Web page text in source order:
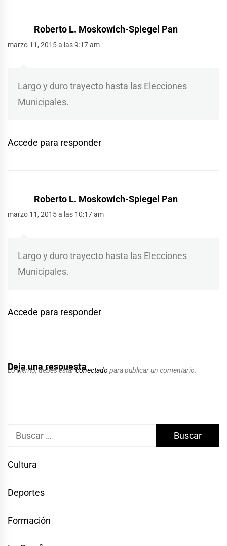
Roberto L. Moskowich-Spiegel Pan
marzo 11, 2015 a las 9:17 am
Largo y duro trayecto hasta las Elecciones
Municipales.
Accede para responder
Roberto L. Moskowich-Spiegel Pan
marzo 11, 2015 a las 10:17 am
Largo y duro trayecto hasta las Elecciones
Municipales.
Accede para responder
Deja una respuesta
Lo siento, debes estarconectado para publicar un comentario.
Buscar:
Cultura
Deportes
Formación